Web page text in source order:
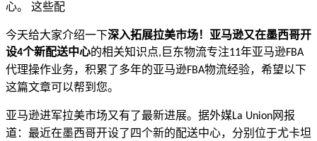
心。 这些配
今天给大家介绍一下深入拓展拉美市场！亚马逊又在墨西哥开
设4个新配送中心的相关知识点, 巨东物流专注11年亚马逊FBA
代理操作业务，积累了多年的亚马逊FBA物流经验，希望以下
这篇文章可以帮到您。
亚马逊进军拉美市场又有了最新进展。据外媒La Union网报
道： 最近在墨西哥开设了四个新的配送中心，分别位于尤卡坦